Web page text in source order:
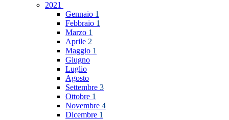
2021
Gennaio 1
Febbraio 1
Marzo 1
Aprile 2
Maggio 1
Giugno
Luglio
Agosto
Settembre 3
Ottobre 1
Novembre 4
Dicembre 1